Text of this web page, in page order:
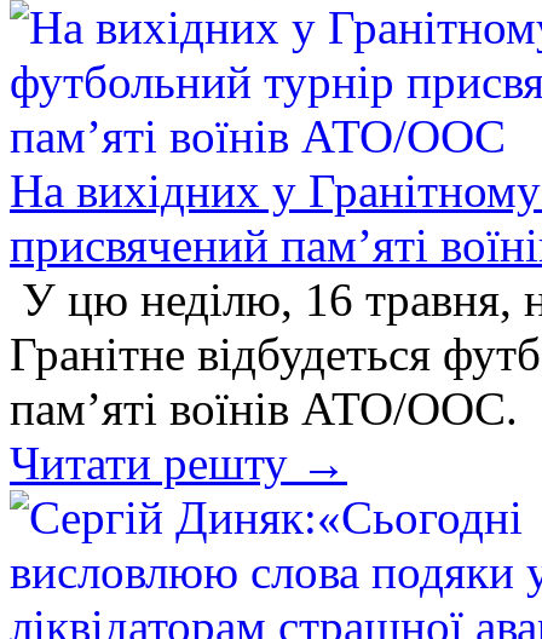
На вихідних у
присвячений пам’яті
У цю неділю, 16 травня,
Гранітне відбудеться
пам’яті воїнів АТО/ООС.
Читати решту →